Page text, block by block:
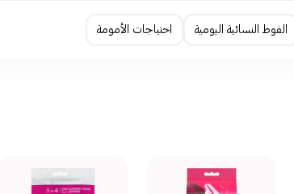
الفوط النسائية اليومية احتياجات الأمومة